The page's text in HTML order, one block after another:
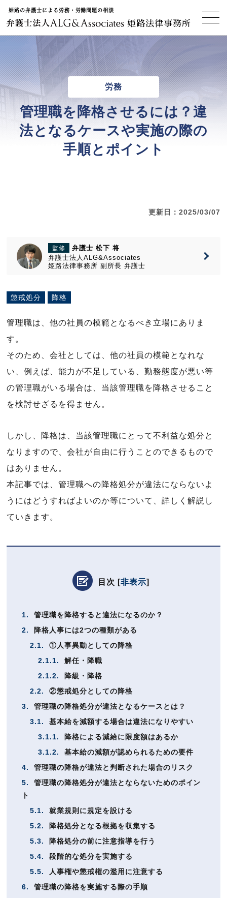
姫路の弁護士による労務・労働問題の相談
姫路法律事務所
労務
管理職を降格させるには？違
法となるケースや実施の際の
手順とポイント
更新日：2025/03/07
監修
弁護士 松下 将
弁護士法人ALG&Associates
姫路法律事務所 副所長 弁護士
懲戒処分 降格
管理職は、他の社員の模範となるべき立場にありま
す。
そのため、会社としては、他の社員の模範となれな
い、例えば、能力が不足している、勤務態度が悪い等
の管理職がいる場合は、当該管理職を降格させること
を検討せざるを得ません。
しかし、降格は、当該管理職にとって不利益な処分と
なりますので、会社が自由に行うことのできるもので
はありません。
本記事では、管理職への降格処分が違法にならないよ
うにはどうすればよいのか等について、詳しく解説し
ていきます。
目次 [非表示]
1.
管理職を降格すると違法になるのか？
2.
降格人事には2つの種類がある
2.1.
①人事異動としての降格
2.1.1.
解任・降職
2.1.2.
降級・降格
2.2.
②懲戒処分としての降格
3.
管理職の降格処分が違法となるケースとは？
3.1.
基本給を減額する場合は違法になりやすい
3.1.1.
降格による減給に限度額はあるか
3.1.2.
基本給の減額が認められるための要件
4.
管理職の降格が違法と判断された場合のリスク
5.
管理職の降格処分が違法とならないためのポイン
ト
5.1.
就業規則に規定を設ける
5.2.
降格処分となる根拠を収集する
5.3.
降格処分の前に注意指導を行う
5.4.
段階的な処分を実施する
5.5.
人事権や懲戒権の濫用に注意する
6.
管理職の降格を実施する際の手順